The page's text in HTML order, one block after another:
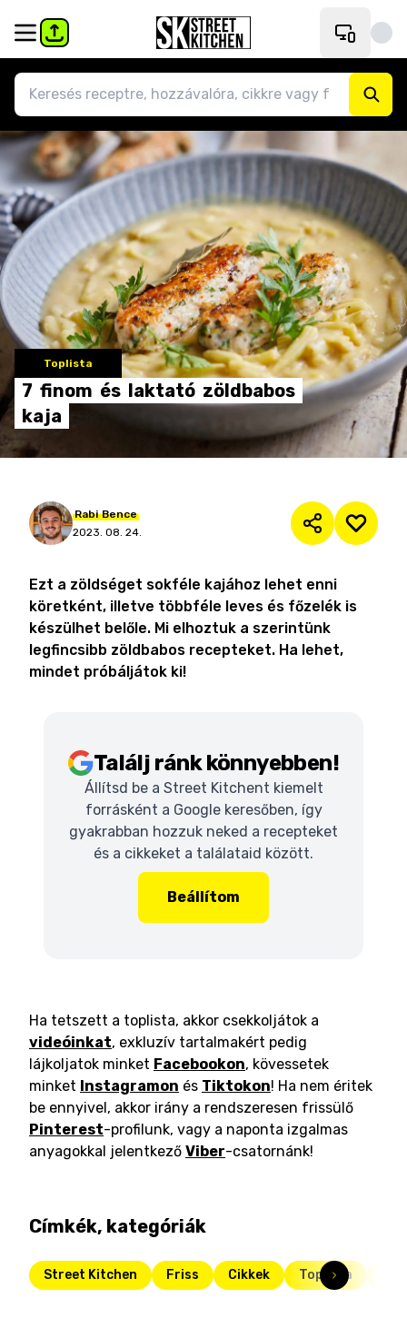
Toplista
7 finom és laktató zöldbabos
kaja
Rabi Bence
2023. 08. 24.
Ezt a zöldséget sokféle kajához lehet enni
köretként, illetve többféle leves és főzelék is
készülhet belőle. Mi elhoztuk a szerintünk
legfincsibb zöldbabos recepteket. Ha lehet,
mindet próbáljátok ki!
Találj ránk könnyebben!
Állítsd be a Street Kitchent kiemelt
forrásként a Google keresőben, így
gyakrabban hozzuk neked a recepteket
és a cikkeket a találataid között.
Beállítom
Ha tetszett a toplista, akkor csekkoljátok a
videóinkat, exkluzív tartalmakért pedig
lájkoljatok minket Facebookon, kövessetek
minket Instagramon és Tiktokon! Ha nem éritek
be ennyivel, akkor irány a rendszeresen frissülő
Pinterest-profilunk, vagy a naponta izgalmas
anyagokkal jelentkező Viber-csatornánk!
Címkék, kategóriák
Street Kitchen Friss Cikkek Toplista